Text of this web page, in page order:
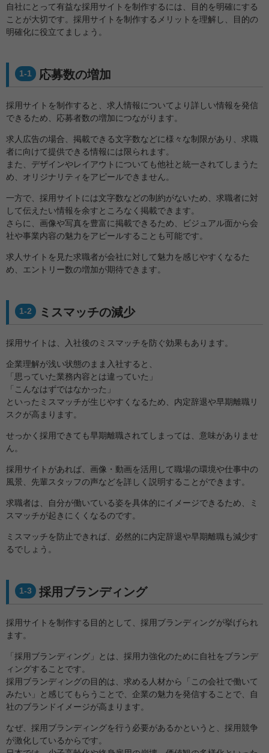
自社にとって有益な採用サイトを制作するには、目的を明確にする
ことが大切です。採用サイトを制作するメリットを理解し、目的の
明確化に役立てましょう。
1-1 応募数の増加
採用サイトを制作すると、求人情報についてより詳しい情報を発信
できるため、応募者数の増加につながります。
求人広告の場合、掲載できる文字数などに様々な制限があり、求職
者に向けて提供できる情報には限られます。
また、デザインやレイアウトについても他社と統一されてしまうた
め、オリジナリティをアピールできません。
一方で、採用サイトには文字数などの制約がないため、求職者に対
して伝えたい情報を余すところなく掲載できます。
さらに、画像や写真を豊富に掲載できるため、ビジュアル面から会
社や事業内容の魅力をアピールすることも可能です。
求人サイトを見た求職者が会社に対して魅力を感じやすくなるた
め、エントリー数の増加が期待できます。
1-2 ミスマッチの減少
採用サイトは、入社後のミスマッチを防ぐ効果もあります。
企業理解が浅い状態のまま入社すると、
「思っていた業務内容とは違っていた」
「こんなはずではなかった」
といったミスマッチが生じやすくなるため、内定辞退や早期離職リ
スクが高まります。
せっかく採用できても早期離職されてしまっては、意味がありませ
ん。
採用サイトがあれば、画像・動画を活用して職場の環境や仕事中の
風景、先輩スタッフの声などを詳しく説明することができます。
求職者は、自分が働いている姿を具体的にイメージできるため、ミ
スマッチが起きにくくなるのです。
ミスマッチを防止できれば、必然的に内定辞退や早期離職も減少す
るでしょう。
1-3 採用ブランディング
採用サイトを制作する目的として、採用ブランディングが挙げられ
ます。
「採用ブランディング」とは、採用力強化のために自社をブランデ
ィングすることです。
採用ブランディングの目的は、求める人材から「この会社で働いて
みたい」と感じてもらうことで、企業の魅力を発信することで、自
社のブランドイメージが高まります。
なぜ、採用ブランディングを行う必要があるかというと、採用競争
が激化しているからです。